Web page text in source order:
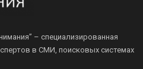
– специализированная
в СМИ, поисковых системах